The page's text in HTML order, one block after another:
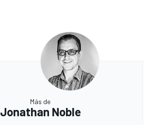
Más de
Jonathan Noble